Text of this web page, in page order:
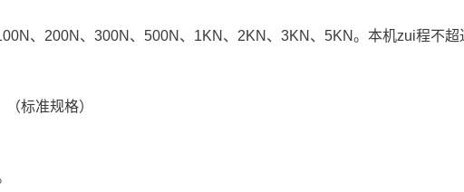
、200N、300N、500N、1KN、2KN、3KN、5KN。本机zui程不超
标准规格）
mm长×宽×高。